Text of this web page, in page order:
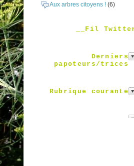
Aux arbres citoyens ! (6)
__Fil
Derniers
papoteurs/trices
Rubrique courante